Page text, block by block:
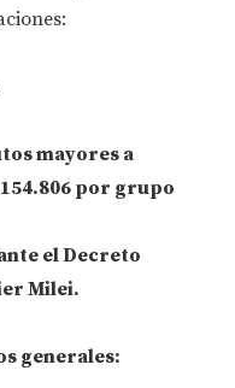
mayores a
por grupo
el Decreto
Milei.
generales: